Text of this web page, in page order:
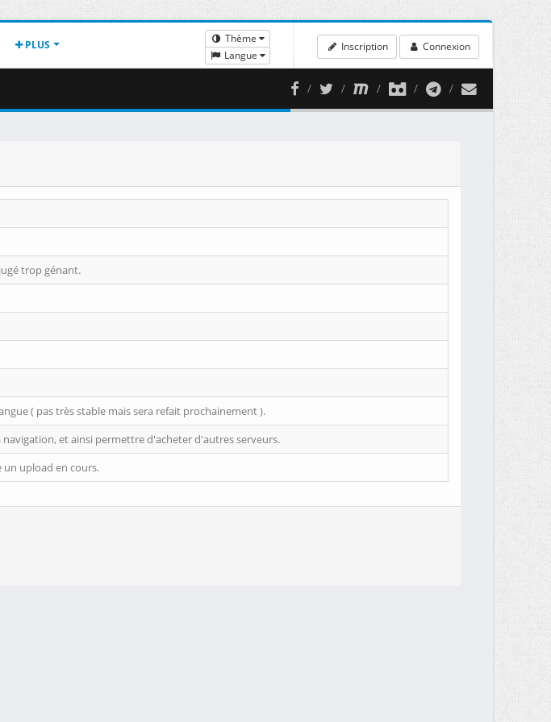
PLUS
Thème
Langue
Inscription Connexion
trop génant.
( pas très stable mais sera refait prochainement ).
et ainsi permettre d'acheter d'autres serveurs.
upload en cours.